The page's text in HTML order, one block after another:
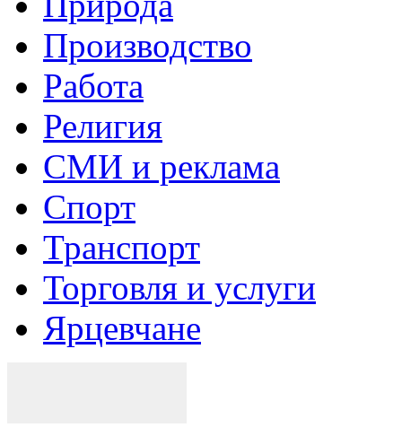
Производство
Работа
Религия
СМИ и реклама
Спорт
Транспорт
Торговля и услуги
Ярцевчане